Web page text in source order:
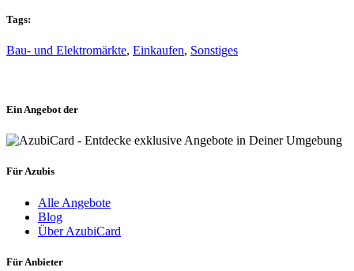
Tags:
Bau- und Elektromärkte, Einkaufen, Sonstiges
Ein Angebot der
Für Azubis
Alle Angebote
Blog
Über AzubiCard
Für Anbieter